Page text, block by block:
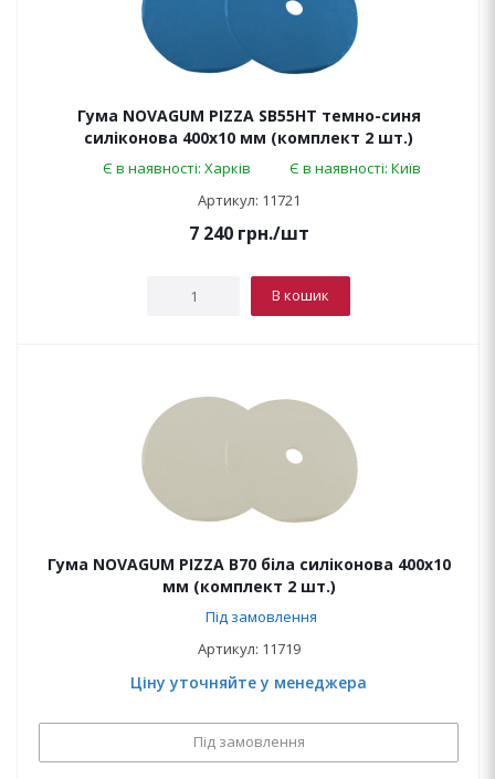
Гума NOVAGUM PIZZA SB55HT темно-синя
силіконова 400x10 мм (комплект 2 шт.)
Є в наявності: Харків
Є в наявності: Київ
Артикул: 11721
7 240грн./шт
В кошик
Гума NOVAGUM PIZZA B70 біла силіконова 400x10
мм (комплект 2 шт.)
Під замовлення
Артикул: 11719
Ціну уточняйте у менеджера
Під замовлення